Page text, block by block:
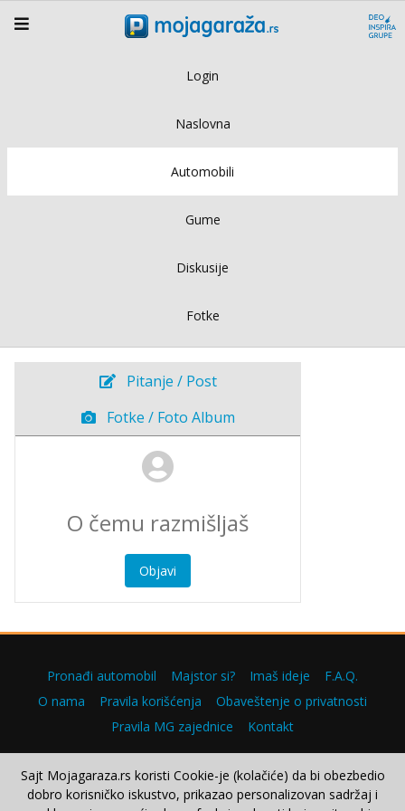
Login
Naslovna
Automobili
Gume
Diskusije
Fotke
Pitanje / Post
Fotke / Foto Album
Objavi
Pronađi automobil Majstor si? Imaš ideje
F.A.Q.
O nama
Pravila korišćenja
Obaveštenje o privatnosti
Pravila MG zajednice
Kontakt
Copyright © 2000–2026.
Sajt Mojagaraza.rs koristi Cookie-je (kolačiće) da bi obezbedio
dobro korisničko iskustvo, prikazao personalizovan sadržaj i